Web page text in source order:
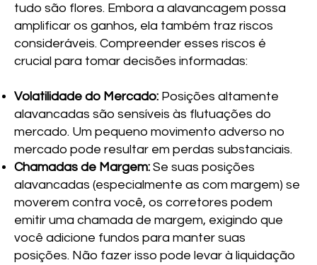
tudo são flores. Embora a alavancagem possa
amplificar os ganhos, ela também traz riscos
consideráveis. Compreender esses riscos é
crucial para tomar decisões informadas:
Volatilidade do Mercado: Posições altamente
alavancadas são sensíveis às flutuações do
mercado. Um pequeno movimento adverso no
mercado pode resultar em perdas substanciais.
Chamadas de Margem: Se suas posições
alavancadas (especialmente as com margem) se
moverem contra você, os corretores podem
emitir uma chamada de margem, exigindo que
você adicione fundos para manter suas
posições. Não fazer isso pode levar à liquidação